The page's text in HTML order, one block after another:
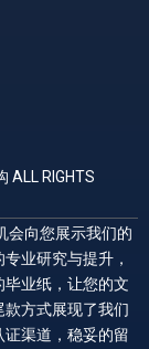
ALL RIGHTS
会向您展示我们的
业研究与提升，
业纸，让您的文
方式展现了我们
渠道，稳妥的留